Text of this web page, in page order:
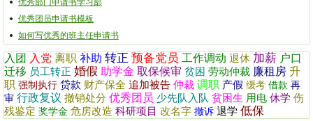
优秀部门申请书学习部
优秀团员申请书模板
如何写优秀的班主任申请书
入团 入党 离职 补助 转正 预备党员 工作调动 退休 加薪 户口
迁移 员工转正 婚假 助学金 取保候审 贫困 劳动仲裁 廉租房 升
职 强制执行 贷款 财产保全 追加被告 仲裁 调职 产假 缓考 借款 再
审 行政复议 撤销处分 优秀团员 少先队入队 贫困生 用电 休学 伤
残鉴定 奖学金 危房改造 科研项目 改名字 撤诉 退学 低保